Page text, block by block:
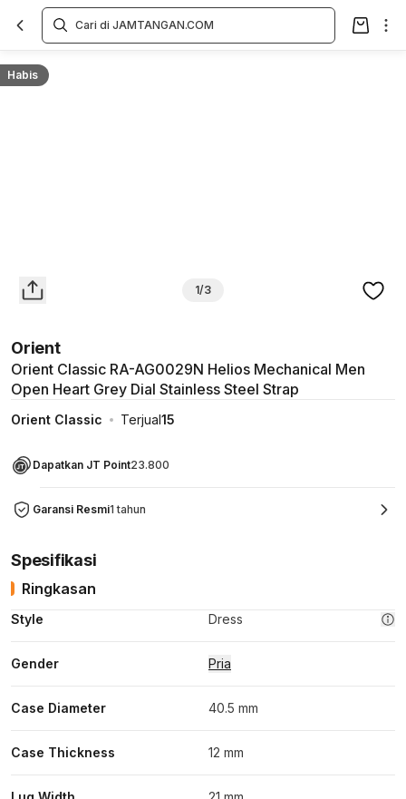
Habis
1/3
Orient
Orient Classic RA-AG0029N Helios Mechanical Men
Open Heart Grey Dial Stainless Steel Strap
Orient Classic Terjual15
Dapatkan JT Point23.800
Garansi Resmi1 tahun
Overview
Spesifikasi
Ringkasan
Style Dress
Gender Pria
Case Diameter 40.5 mm
Case Thickness 12 mm